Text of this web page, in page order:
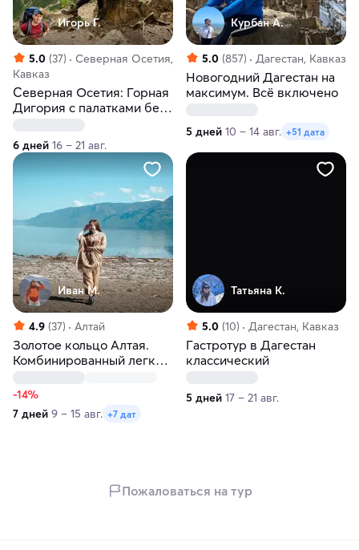
Игорь Г.
5.0 (37)
Северная Осетия,
Кавказ
Северная Осетия: Горная
Дигория с палатками без
6 дней 16 – 21 авг.
Курбан А.
5.0 (857) Дагестан, Кавказ
Новогодний Дагестан на
максимум. Вcё включено
5 дней 10 – 14 авг. +51 дата
Иван М.
4.9 (37) Алтай
Золотое кольцо Алтая.
Комбинированный легкий
местам
-14%
7 дней 9 – 15 авг. +7 дат
Татьяна К.
5.0 (10) Дагестан, Кавказ
Гастротур в Дагестан
классический
5 дней 17 – 21 авг.
Пожаловаться на тур